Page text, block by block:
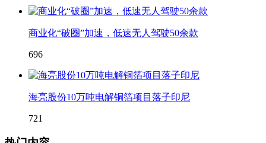
商业化“破圈”加速，低速无人驾驶50余款
696
海亮股份10万吨电解铜箔项目落子印尼
721